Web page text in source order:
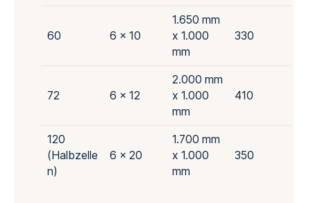
60 6 x 10
1.650 mm
x 1.000
mm
330
72 6 x 12
2.000 mm
x 1.000
mm
410
120
(Halbzelle
n)
6 x 20
1.700 mm
x 1.000
mm
350